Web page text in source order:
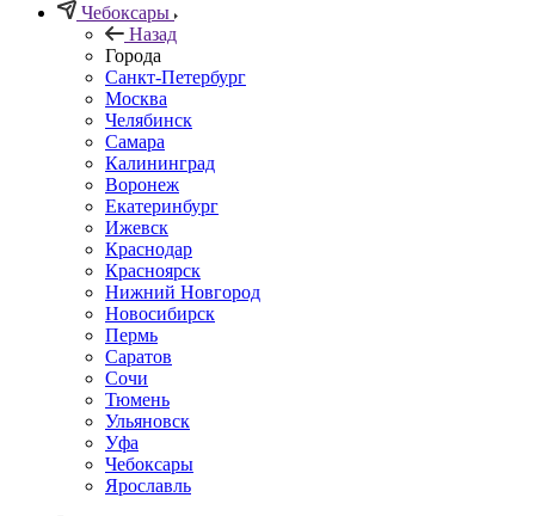
Чебоксары
Назад
Города
Санкт-Петербург
Москва
Челябинск
Самара
Калининград
Воронеж
Екатеринбург
Ижевск
Краснодар
Красноярск
Нижний Новгород
Новосибирск
Пермь
Саратов
Сочи
Тюмень
Ульяновск
Уфа
Чебоксары
Ярославль